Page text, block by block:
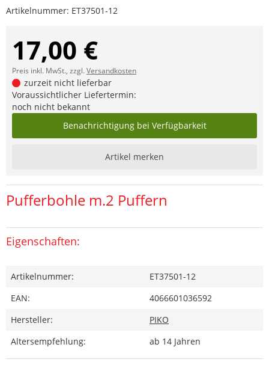
Artikelnummer: ET37501-12
17,00 €
Preis inkl. MwSt., zzgl.Versandkosten
zurzeit nicht lieferbar
Voraussichtlicher Liefertermin:
noch nicht bekannt
Benachrichtigung bei Verfügbarkeit
Artikel merken
Pufferbohle m.2 Puffern
Eigenschaften:
Artikelnummer:
ET37501-12
EAN:
4066601036592
Hersteller:
PIKO
Altersempfehlung:
ab 14 Jahren